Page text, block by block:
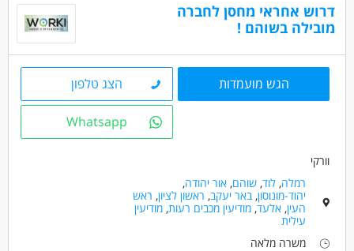
דרוש אחראי מחסן לחברה
מובילה בשוהם !
הגש מועמדות הצג טלפון
Whatsapp
וורקי
רמלה,לוד,שוהם,אור יהודה,
יהוד-מונוסון,באר יעקב, ראשון לציון, ראש
העין,אלעד,מודיעין מכבים רעות,מודיעין
עילית
משרה מלאה